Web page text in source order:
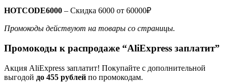
HOTCODE6000 – Скидка 6000 от 60000₽
Промокоды действуют на товары со страницы.
Промокоды к распродаже “AliExpress заплатит”
Акция AliExpress заплатит! Покупайте с дополнительной
выгодой до 455 рублей по промокодам.